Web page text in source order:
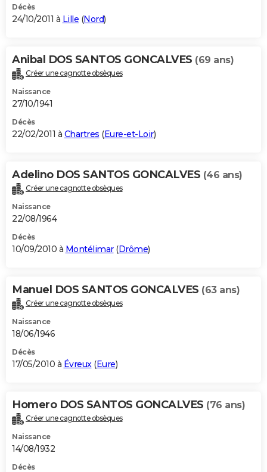
Décès
24/10/2011 à Lille (Nord)
Anibal DOS SANTOS GONCALVES (69 ans)
Créer une cagnotte obsèques
Naissance
27/10/1941
Décès
22/02/2011 à Chartres (Eure-et-Loir)
Adelino DOS SANTOS GONCALVES (46 ans)
Créer une cagnotte obsèques
Naissance
22/08/1964
Décès
10/09/2010 à Montélimar(Drôme)
Manuel DOS SANTOS GONCALVES (63 ans)
Créer une cagnotte obsèques
Naissance
18/06/1946
Décès
17/05/2010 à Évreux(Eure)
Homero DOS SANTOS GONCALVES (76 ans)
Créer une cagnotte obsèques
Naissance
14/08/1932
Décès